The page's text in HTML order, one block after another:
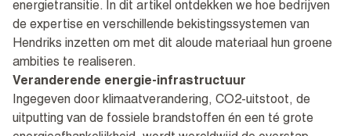
energietransitie. In dit artikel ontdekken we hoe bedrijven
de expertise en verschillende bekistingssystemen van
Hendriks inzetten om met dit aloude materiaal hun groene
ambities te realiseren.
Veranderende energie-infrastructuur
Ingegeven door klimaatverandering, CO2-uitstoot, de
uitputting van de fossiele brandstoffen én een té grote